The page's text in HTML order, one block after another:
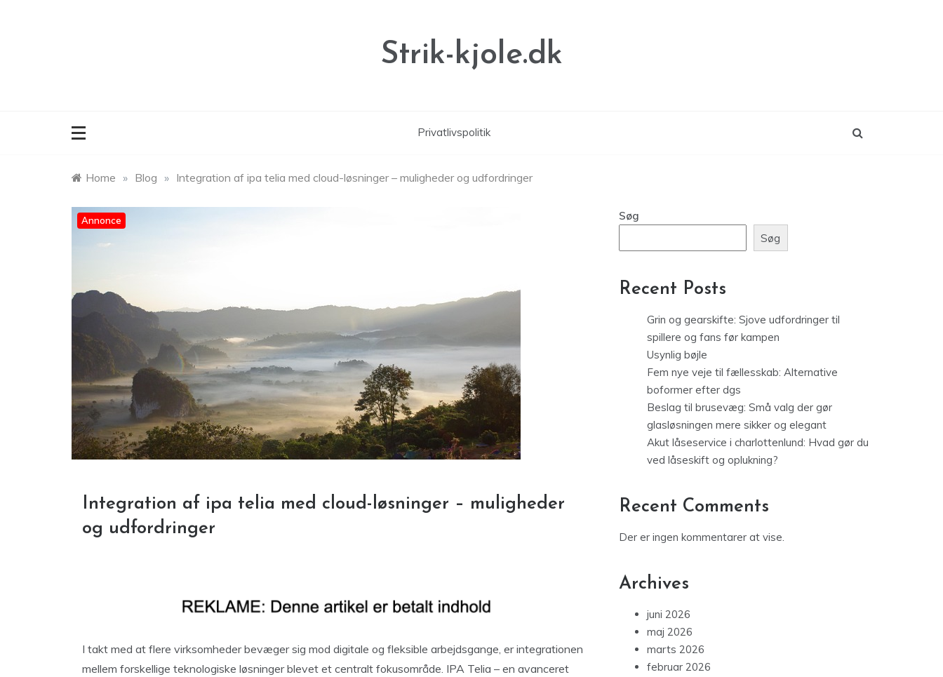
Strik-kjole.dk
Privatlivspolitik
Home » Blog » Integration af ipa telia med cloud-løsninger – muligheder og udfordringer
Annonce
Integration af ipa telia med cloud-løsninger – muligheder
og udfordringer
I takt med at flere virksomheder bevæger sig mod digitale og fleksible arbejdsgange, er integrationen
mellem forskellige teknologiske løsninger blevet et centralt fokusområde. IPA Telia – en avanceret
Søg
Søg
Recent Posts
Grin og gearskifte: Sjove udfordringer til
spillere og fans før kampen
Usynlig bøjle
Fem nye veje til fællesskab: Alternative
boformer efter dgs
Beslag til brusevæg: Små valg der gør
glasløsningen mere sikker og elegant
Akut låseservice i charlottenlund: Hvad gør du
ved låseskift og oplukning?
Recent Comments
Der er ingen kommentarer at vise.
Archives
juni 2026
maj 2026
marts 2026
februar 2026